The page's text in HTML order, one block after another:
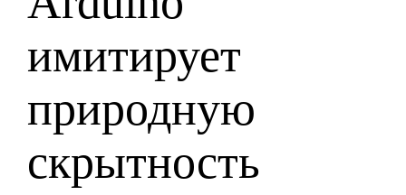
имитирует
природную
скрытность